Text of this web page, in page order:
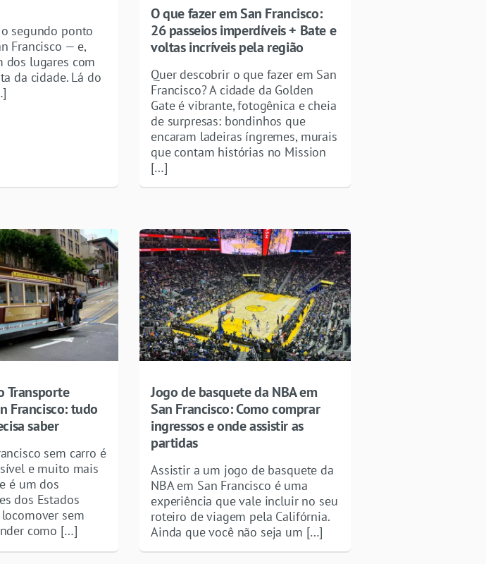
o segundo ponto
Francisco — e,
dos lugares com
da cidade. Lá do
O que fazer em San Francisco:
26 passeios imperdíveis + Bate e
voltas incríveis pela região
Quer descobrir o que fazer em San
Francisco? A cidade da Golden
Gate é vibrante, fotogênica e cheia
de surpresas: bondinhos que
encaram ladeiras íngremes, murais
que contam histórias no Mission
[…]
Transporte
Francisco: tudo
saber
sem carro é
e muito mais
é um dos
dos Estados
sem
como […]
Jogo de basquete da NBA em
San Francisco: Como comprar
ingressos e onde assistir as
partidas
Assistir a um jogo de basquete da
NBA em San Francisco é uma
experiência que vale incluir no seu
roteiro de viagem pela Califórnia.
Ainda que você não seja um […]